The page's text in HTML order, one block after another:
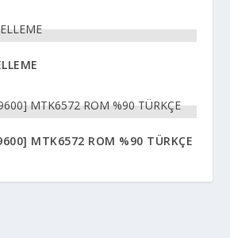
MTK6572 ROM %90 TÜRKÇE